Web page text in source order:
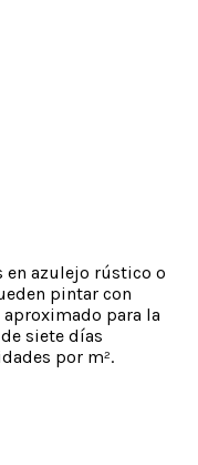
en azulejo rústico o
pintar con
para la
siete días
por m².